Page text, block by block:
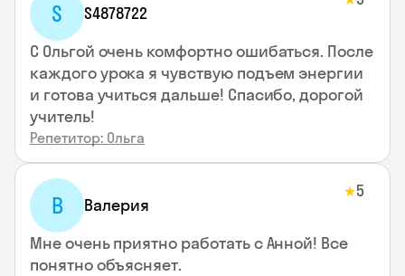
S S4878722
С Ольгой очень комфортно ошибаться. После
каждого урока я чувствую подъем энергии
и готова учиться дальше! Спасибо, дорогой
учитель!
Репетитор: Ольга
В Валерия
★5
Мне очень приятно работать с Анной! Все
понятно объясняет.